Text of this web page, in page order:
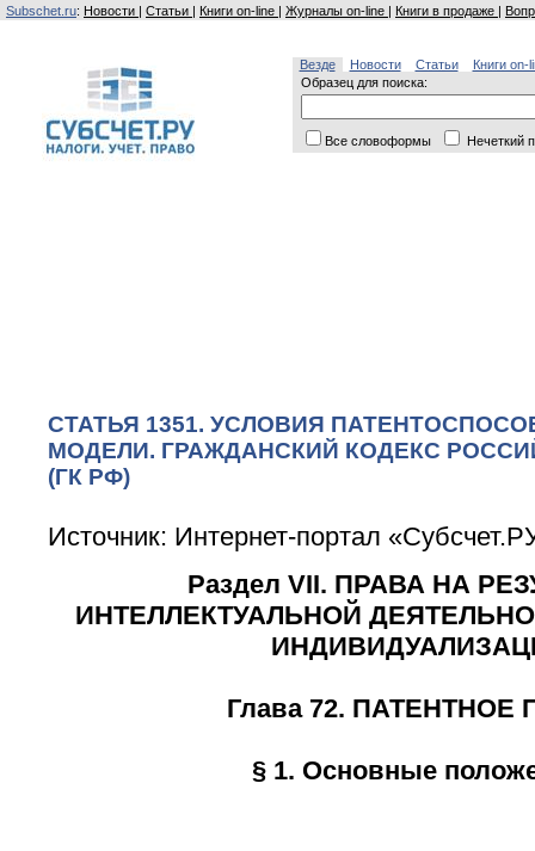
Subschet.ru: Новости | Статьи | Книги on-line | Журналы on-line | Книги в продаже |
Везде Новости Статьи
Книги on-
Образец для поиска:
Все словоформы Нечеткий
СТАТЬЯ 1351. УСЛОВИЯ
МОДЕЛИ. ГРАЖДАНСКИЙ КОДЕКС
(ГК РФ)
Источник: Интернет-портал
Раздел VII. ПРАВА НА
ИНТЕЛЛЕКТУАЛЬНОЙ
Глава 72. ПАТЕНТНОЕ
§ 1. Основные